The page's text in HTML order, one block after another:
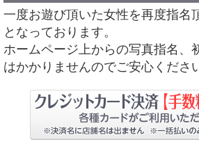
一度お遊び頂いた女性を再度指名
となっております。
ホームページ上からの写真指名、
はかかりませんのでご安心くださ